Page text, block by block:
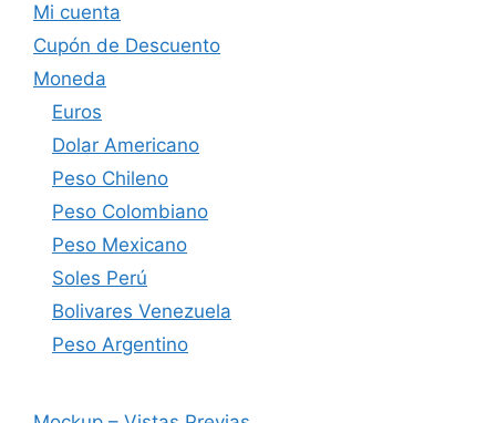
Mi cuenta
Cupón de Descuento
Moneda
Euros
Dolar Americano
Peso Chileno
Peso Colombiano
Peso Mexicano
Soles Perú
Bolivares Venezuela
Peso Argentino